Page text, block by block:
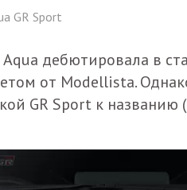
GR Sport
дебютировала в
от Modellista.
GR Sport к названию